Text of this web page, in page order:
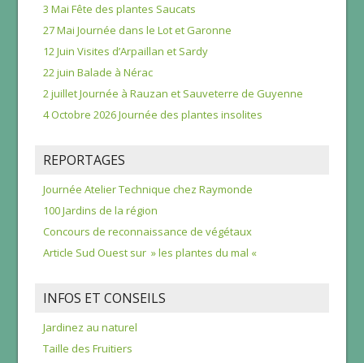
3 Mai Fête des plantes Saucats
27 Mai Journée dans le Lot et Garonne
12 Juin Visites d’Arpaillan et Sardy
22 juin Balade à Nérac
2 juillet Journée à Rauzan et Sauveterre de Guyenne
4 Octobre 2026 Journée des plantes insolites
REPORTAGES
Journée Atelier Technique chez Raymonde
100 Jardins de la région
Concours de reconnaissance de végétaux
Article Sud Ouest sur » les plantes du mal «
INFOS ET CONSEILS
Jardinez au naturel
Taille des Fruitiers